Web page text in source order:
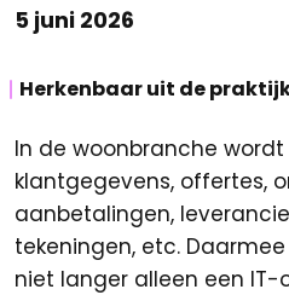
5 juni 2026
In de woonbranche
klantgegevens, offertes,
aanbetalingen,
tekeningen, etc.
niet langer alleen een IT-
Herkenbaar uit de